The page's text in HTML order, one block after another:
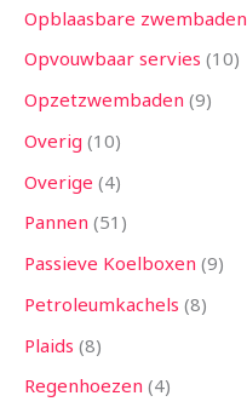
Opblaasbare zwembaden
Opvouwbaar servies 10
Opzetzwembaden 9
Overig 10
Overige 4
Pannen 51
Passieve Koelboxen 9
Petroleumkachels 8
Plaids 8
Regenhoezen 4